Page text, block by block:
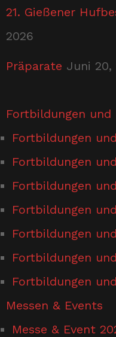
21. Gießener
2026
Präparate Juni 20,
Fortbildungen und
Fortbildungen
Fortbildungen
Fortbildungen
Fortbildungen
Fortbildungen
Fortbildungen
Fortbildungen
Messen & Events
Messe & Event